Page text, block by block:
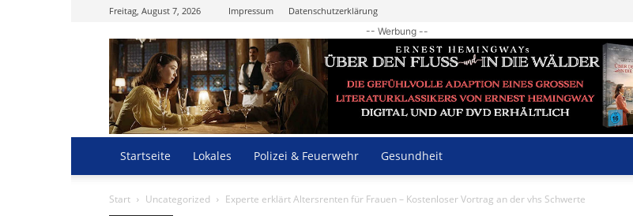
Freitag, August 7, 2026 Impressum Datenschutzerklärung
-- Werbung --
Startseite Lokales Polizei & Feuerwehr Gesundheit
Start Uncategorized Experte erklärt Altersrenten für Frauen – Kostenloser Vortrag an der vhs Schwerte